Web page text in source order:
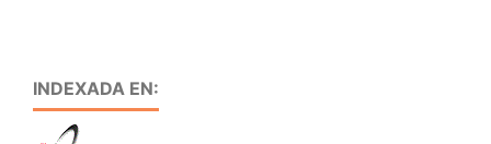
INDEXADA EN: